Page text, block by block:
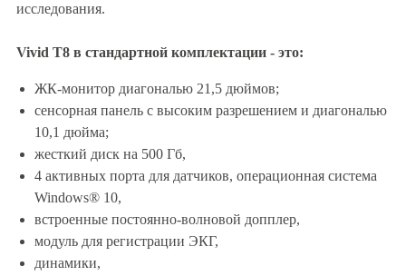
исследования.
Vivid T8 в стандартной комплектации - это:
ЖК-монитор диагональю 21,5 дюймов;
сенсорная панель с высоким разрешением и диагональю
10,1 дюйма;
жесткий диск на 500 Гб,
4 активных порта для датчиков, операционная система
Windows® 10,
встроенные постоянно-волновой допплер,
модуль для регистрации ЭКГ,
динамики,